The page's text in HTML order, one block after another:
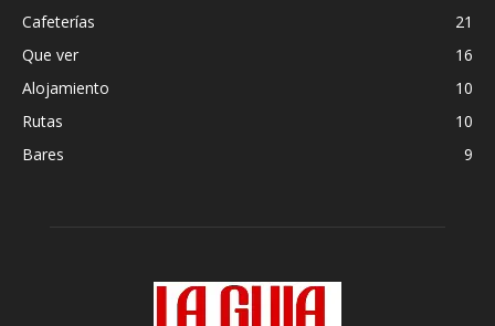
Cafeterías
21
Que ver
16
Alojamiento
10
Rutas
10
Bares
9